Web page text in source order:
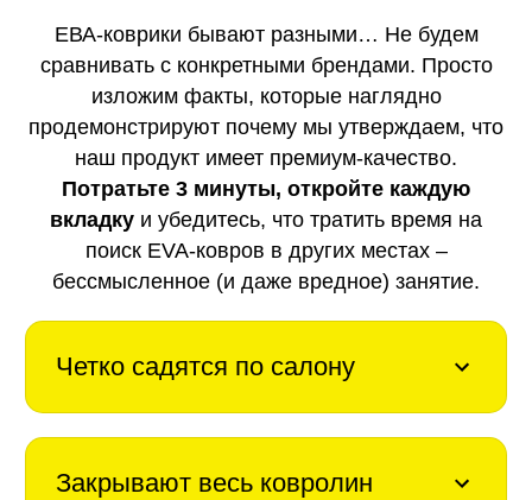
ЕВА-коврики бывают разными… Не будем
сравнивать с конкретными брендами. Просто
изложим факты, которые наглядно
продемонстрируют почему мы утверждаем, что
наш продукт имеет премиум-качество.
Потратьте 3 минуты, откройте каждую
вкладку и убедитесь, что тратить время на
поиск EVA-ковров в других местах –
бессмысленное (и даже вредное) занятие.
Четко садятся по салону
Закрывают весь ковролин